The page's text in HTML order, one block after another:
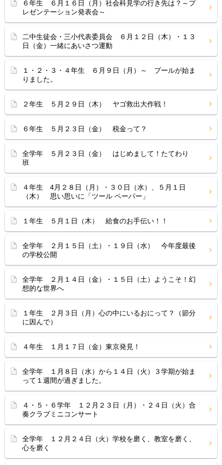
６年生 ６月１６日（月）社会科見学の行き先は？～プ
レゼンテーション発表会～
二中生徒会・三小代表委員会 ６月１２日（木）・１３
日（金）一緒にあいさつ運動
１・２・３・４年生 ６月９日（月）～ プールが始ま
りました。
２年生 ５月２９日（木） ヤゴ救出大作戦！
６年生 ５月２３日（金） 税金って？
全学年 ５月２３日（金） はじめまして！たてわり
班
４年生 4月２８日（月）・３０日（水）、５月１日
（木） 思い思いに「ツール ペーパー」
１年生 ５月１日（木） 給食のお手伝い！！
全学年 ２月１５日（土）・１９日（水） 今年度最後
の学校公開
全学年 ２月１４日（金）・１５日（土）ようこそ！幻
想的な世界へ
１年生 ２月３日（月）心の中にいるおにって？（節分
に因んで）
４年生 １月１７日（金）東京発見！
全学年 １月８日（水）から１４日（火）３学期が始ま
って１週間が過ぎました。
４・５・６学年 １２月２３日（月）・２４日（火）合
奏クラブミニコンサート
全学年 １２月２４日（火）学校を磨く、教室を磨く、
心を磨く